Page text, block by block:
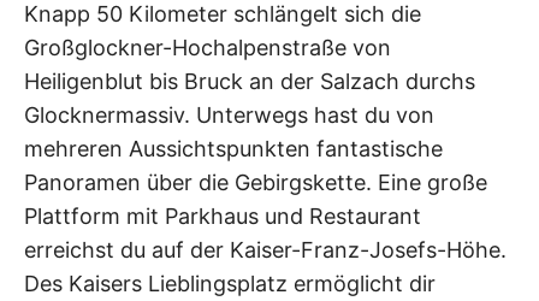
Knapp 50 Kilometer schlängelt sich die
Großglockner-Hochalpenstraße von
Heiligenblut bis Bruck an der Salzach durchs
Glocknermassiv. Unterwegs hast du von
mehreren Aussichtspunkten fantastische
Panoramen über die Gebirgskette. Eine große
Plattform mit Parkhaus und Restaurant
erreichst du auf der Kaiser-Franz-Josefs-Höhe.
Des Kaisers Lieblingsplatz ermöglicht dir